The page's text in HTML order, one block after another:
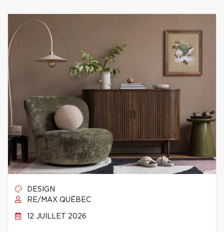
DESIGN
RE/MAX QUÉBEC
12 JUILLET 2026